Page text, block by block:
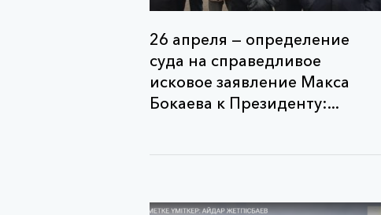
26 апреля — определение
суда на справедливое
исковое заявление Макса
Бокаева к Президенту:...